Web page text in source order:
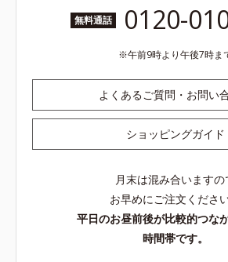
無料通話 0120-
午前9時より午後7時ま
よくあるご質問・お問い
ショッピングガイド
月末は混み合いますの
お早めにご注文ください
平日のお昼前後が比較的つな
時間帯です。